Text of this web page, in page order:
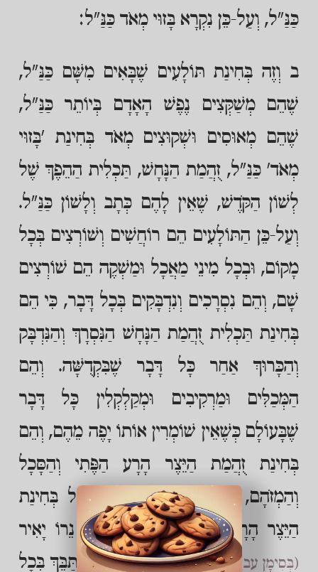
כַּנַּ"ל, וְעַל-כֵּן נִקְרָא בָּזוּי מְאֹד כַּנַּ"ל:
ב וְזֶה בְּחִינַת תּוֹלָעִים שֶׁבָּאִים מִשָּׁם כַּנַּ"ל,
שֶׁהֵם מְשַׁקְּצִים נֶפֶשׁ הָאָדָם בְּיוֹתֵר כַּנַּ"ל,
שֶׁהֵם מְאוּסִים וּשְׁקוּצִים מְאֹד בְּחִינַת 'בָּזוּי
מְאֹד' כַּנַּ"ל, זֻהֲמַת הַנָּחָשׁ, תַּכְלִית הַהֵפֶךְ שֶׁל
לְשׁוֹן הַקֹּדֶשׁ, שֶׁאֵין לָהֶם כְּתָב וְלָשׁוֹן כַּנַּ"ל.
וְעַל-כֵּן הַתּוֹלָעִים הֵם רוֹחֲשִׁים וְשׁוֹרְצִים בְּכָל
מָקוֹם, וּבְכָל מִינֵי מַאֲכָל וּמַשְׁקֶה הֵם שׁוֹרְצִים
שָׁם, וְהֵם נִסְרָכִים וְנִדְבָּקִים בְּכָל דָּבָר, כִּי הֵם
בְּחִינַת תַּכְלִית זֻהֲמַת הַנָּחָשׁ הַנִּסְרָךְ וְהַנִּדְבָּק
וְהַכָּרוּךְ אַחַר כָּל דָּבָר שֶׁבִּקְדֻשָּׁה. וְהֵם
הַמְּכַלִּים וּמַרְקִיבִים וּמְקַלְקְלִין כָּל דָּבָר
שֶׁבָּעוֹלָם כְּשֶׁאֵין שׁוֹמְרִין אוֹתוֹ יָפֶה מֵהֶם, וְהֵם
בְּחִינַת זֻהֲמַת הַיֵּצֶר הָרָע הַפֶּתִי וְהַסָּכָל
וְהַמְזֹהָם, הַיֵּצֶר הָרָע הַנָּמוּךְ שֶׁבְּכָל בְּחִינַת
הַיֵּצֶר הָרָע, כַּמּוּבָא בְּדִבְרֵי רַבֵּינוּ נֵרוֹ יָאִיר
(בְּסִימָן עב), שֶׁהוּא נִסְרָךְ וְנִדְבָּק וּמִסְתַּבֵּךְ בְּכָל